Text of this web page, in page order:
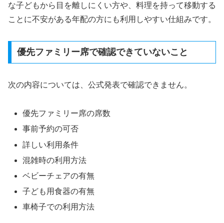
な子どもから目を離しにくい方や、料理を持って移動する
ことに不安がある年配の方にも利用しやすい仕組みです。
優先ファミリー席で確認できていないこと
次の内容については、公式発表で確認できません。
優先ファミリー席の席数
事前予約の可否
詳しい利用条件
混雑時の利用方法
ベビーチェアの有無
子ども用食器の有無
車椅子での利用方法